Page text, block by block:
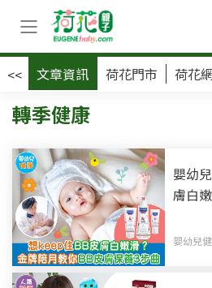
<< 文章資訊 荷花門市 荷花
轉季健康
嬰幼
膚白
嬰幼兒